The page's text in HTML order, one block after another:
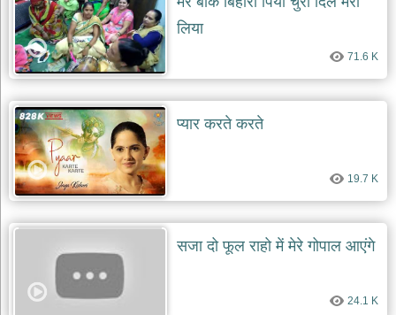
भजन
rani
sati
dadi
bhajans
बावा
लाल
दयाल
भजन
bawa
lal
dayal
bhajans
शनि
shani
bhajans
लिया
71.6 K
प्यार करते करते
19.7 K
सजा दो फूल राहो में मेरे गोपाल आएंगे
24.1 K